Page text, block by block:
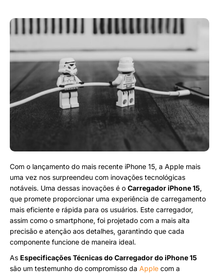
Com o lançamento do mais recente iPhone 15, a Apple mais
uma vez nos surpreendeu com inovações tecnológicas
notáveis. Uma dessas inovações é o Carregador iPhone 15,
que promete proporcionar uma experiência de carregamento
mais eficiente e rápida para os usuários. Este carregador,
assim como o smartphone, foi projetado com a mais alta
precisão e atenção aos detalhes, garantindo que cada
componente funcione de maneira ideal.
As Especificações Técnicas do Carregador do iPhone 15
são um testemunho do compromisso da Apple com a